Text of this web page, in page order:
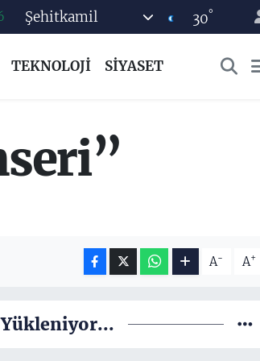
Şehitkamil 30°
TEKNOLOJİ SİYASET
A- A+
Yükleniyor...